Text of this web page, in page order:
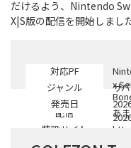
だけるよう、Nintendo
X|S版の配信を開始しまし
対応PF
x
開発
ジャンル
サ
配信
あ
発売日
特設サイト